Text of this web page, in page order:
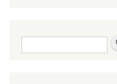
Paieška